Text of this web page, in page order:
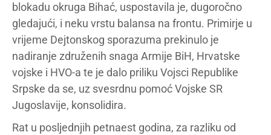
blokadu okruga Bihać, uspostavila je, dugoročno
gledajući, i neku vrstu balansa na frontu. Primirje u
vrijeme Dejtonskog sporazuma prekinulo je
nadiranje združenih snaga Armije BiH, Hrvatske
vojske i HVO-a te je dalo priliku Vojsci Republike
Srpske da se, uz svesrdnu pomoć Vojske SR
Jugoslavije, konsolidira.
Rat u posljednjih petnaest godina, za razliku od